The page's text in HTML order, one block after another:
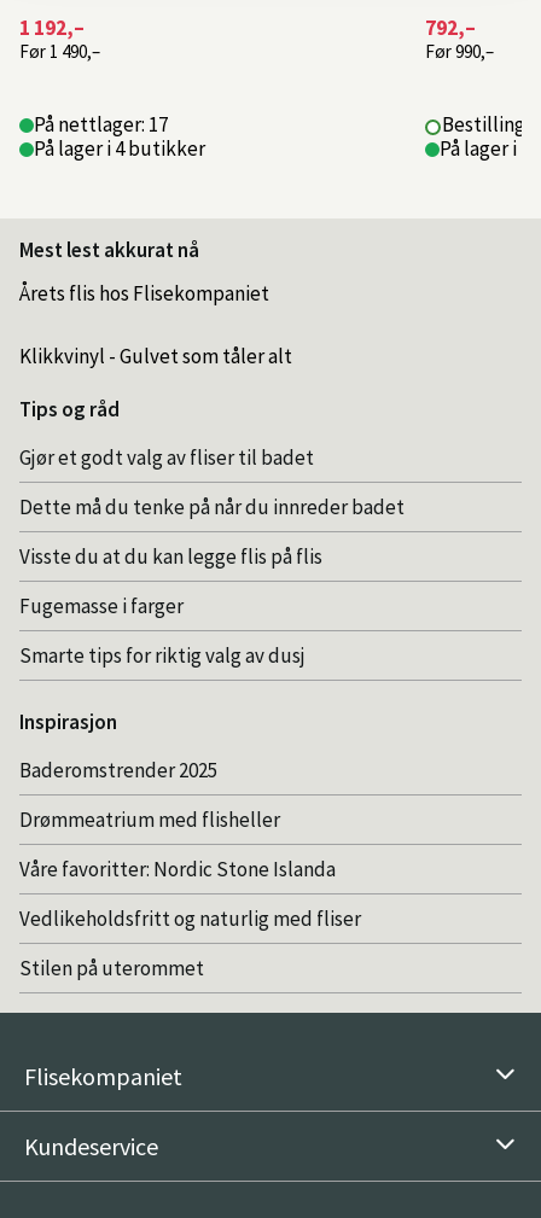
1 192,–
Før 1 490,–
På nettlager: 17
På lager i 4 butikker
792,–
Før990,–
På lager i
Mest lest akkurat nå
Årets flis hos Flisekompaniet
Klikkvinyl - Gulvet som tåler alt
Tips og råd
Gjør et godt valg av fliser til badet
Dette må du tenke på når du innreder badet
Visste du at du kan legge flis på flis
Fugemasse i farger
Smarte tips for riktig valg av dusj
Inspirasjon
Baderomstrender 2025
Drømmeatrium med flisheller
Våre favoritter: Nordic Stone Islanda
Vedlikeholdsfritt og naturlig med fliser
Stilen på uterommet
Flisekompaniet
Kundeservice